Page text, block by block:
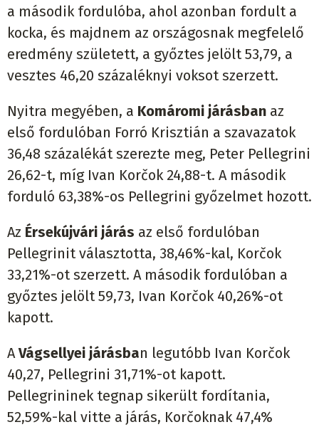
a második fordulóba, ahol azonban fordult a
kocka, és majdnem az országosnak megfelelő
eredmény született, a győztes jelölt 53,79, a
vesztes 46,20 százaléknyi voksot szerzett.
Nyitra megyében, a Komáromi járásban az
első fordulóban Forró Krisztián a szavazatok
36,48 százalékát szerezte meg, Peter Pellegrini
26,62-t, míg Ivan Korčok 24,88-t. A második
forduló 63,38%-os Pellegrini győzelmet hozott.
Az Érsekújvári járás az első fordulóban
Pellegrinit választotta, 38,46%-kal, Korčok
33,21%-ot szerzett. A második fordulóban a
győztes jelölt 59,73, Ivan Korčok 40,26%-ot
kapott.
AVágsellyei járásban legutóbb Ivan Korčok
40,27, Pellegrini 31,71%-ot kapott.
Pellegrininek tegnap sikerült fordítania,
52,59%-kal vitte a járás, Korčoknak 47,4%